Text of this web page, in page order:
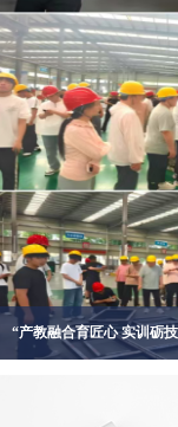
河南二建集团培训学校携
“产教融合育匠心 实训砺
集团科协当选新乡市老科
新乡市人力资源协会领导